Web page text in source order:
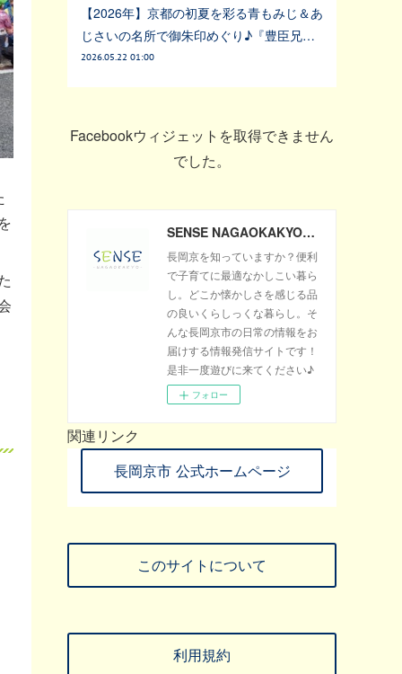
【2026年】京都の初夏を彩る青もみじ＆あ
じさいの名所で御朱印めぐり♪『豊臣兄…
2026.05.22 01:00
Facebookウィジェットを取得できません
でした。
SENSE NAGAOKAKYO ～長岡京市のサブサイト～
長岡京を知っていますか？便利
で子育てに最適なかしこい暮ら
し。どこか懐かしさを感じる品
の良いくらしっくな暮らし。そ
んな長岡京市の日常の情報をお
届けする情報発信サイトです！
是非一度遊びに来てください♪
フォロー
関連リンク
長岡京市 公式ホームページ
このサイトについて
利用規約